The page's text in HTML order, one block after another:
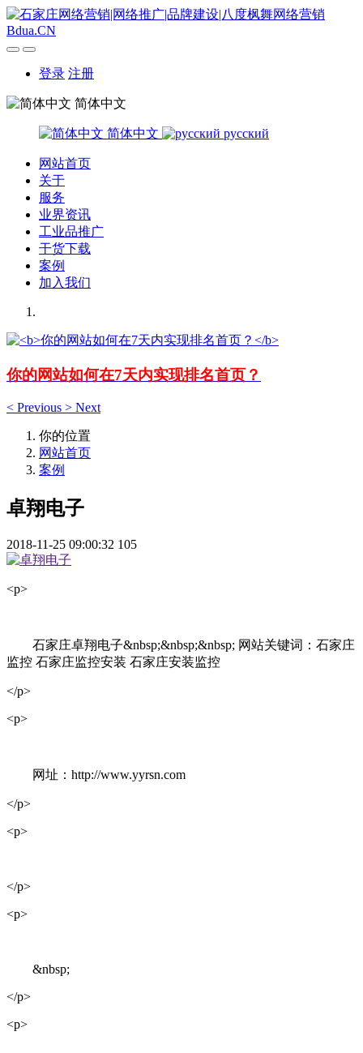
登录 注册
简体中文
简体中文 русский
网站首页
关于
服务
业界资讯
工业品推广
干货下载
案例
加入我们
你的网站如何在7天内实现排名首页？
< Previous > Next
你的位置
网站首页
案例
卓翔电子
2018-11-25 09:00:32 105
<p>
石家庄卓翔电子&nbsp;&nbsp;&nbsp; 网站关键词：石家庄
监控 石家庄监控安装 石家庄安装监控
</p>
<p>
网址：http://www.yyrsn.com
</p>
<p>
</p>
<p>
&nbsp;
</p>
<p>